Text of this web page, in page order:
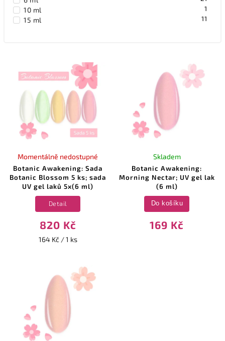
10 ml 1
15 ml 11
Botanic Awakening: Sada
Botanic Blossom 5 ks; sada
UV gel laků 5x(6 ml)
Momentálně nedostupné
820 Kč
164 Kč / 1 ks
Detail
Botanic Awakening:
Morning Nectar; UV gel lak
(6 ml)
Skladem
169 Kč
Do košíku